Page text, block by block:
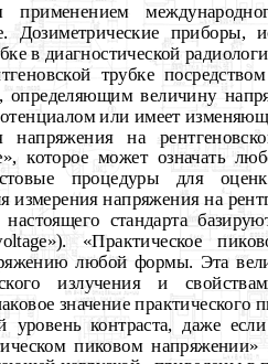
применением
Дозиметрические приборы,
в диагностической
трубке
величину
или имеет
на
которое может означать
процедуры для
напряжения на
стандарта
»). «Практическое
любой формы. Эта
излучения и
значение практического
уровень контраста, даже
пиковом напряжении»